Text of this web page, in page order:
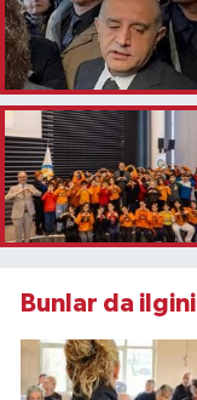
Bunlar da